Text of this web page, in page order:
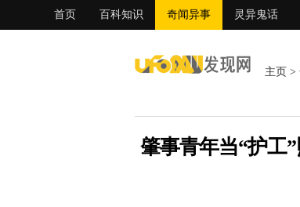
首页 百科知识 奇闻异事 灵异鬼话
主页 >
肇事青年当“护工